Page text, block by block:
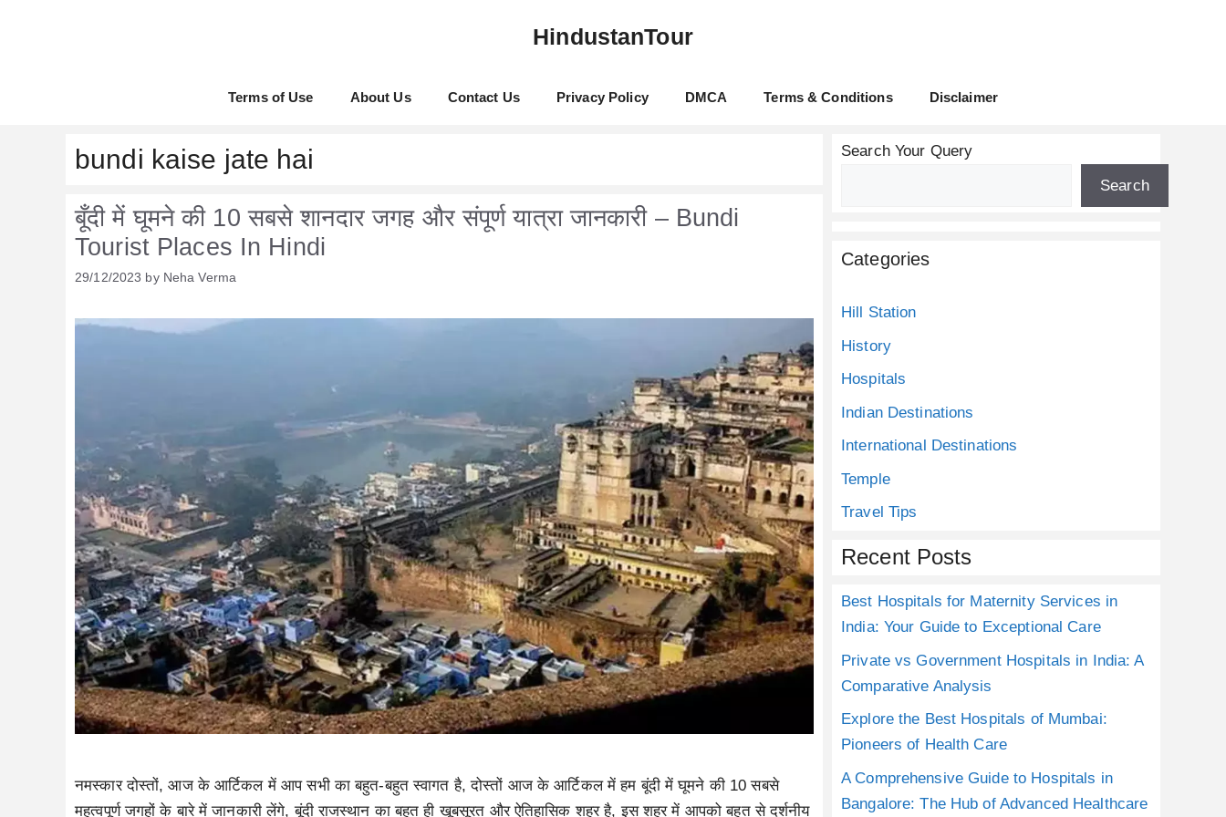
HindustanTour
Terms of Use About Us Contact Us Privacy Policy DMCA Terms & Conditions Disclaimer
bundi kaise jate hai
बूँदी में घूमने की 10 सबसे शानदार जगह और संपूर्ण यात्रा जानकारी – Bundi
Tourist Places In Hindi
29/12/2023 by Neha Verma
नमस्कार दोस्तों, आज के आर्टिकल में आप सभी का बहुत-बहुत स्वागत है, दोस्तों आज के आर्टिकल में हम बूंदी में घूमने की 10 सबसे
महत्वपूर्ण जगहों के बारे में जानकारी लेंगे, बूंदी राजस्थान का बहुत ही खूबसूरत और ऐतिहासिक शहर है, इस शहर में आपको बहुत से दर्शनीय
Search Your Query
Search
Categories
Hill Station
History
Hospitals
Indian Destinations
International Destinations
Temple
Travel Tips
Recent Posts
Best Hospitals for Maternity Services in
India: Your Guide to Exceptional Care
Private vs Government Hospitals in India: A
Comparative Analysis
Explore the Best Hospitals of Mumbai:
Pioneers of Health Care
A Comprehensive Guide to Hospitals in
Bangalore: The Hub of Advanced Healthcare